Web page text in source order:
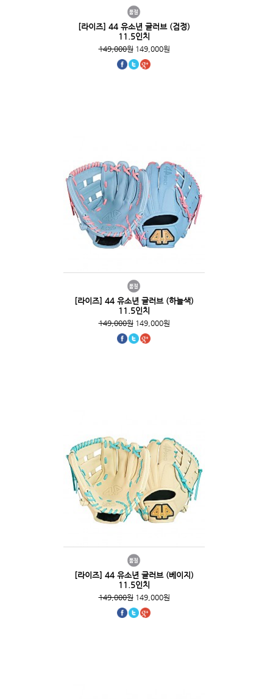
[라이즈] 44 유소년 글러브 (검정)
11.5인치
149,000원149,000원
[라이즈] 44 유소년 글러브 (하늘색)
11.5인치
149,000원149,000원
[라이즈] 44 유소년 글러브 (베이지)
11.5인치
149,000원149,000원